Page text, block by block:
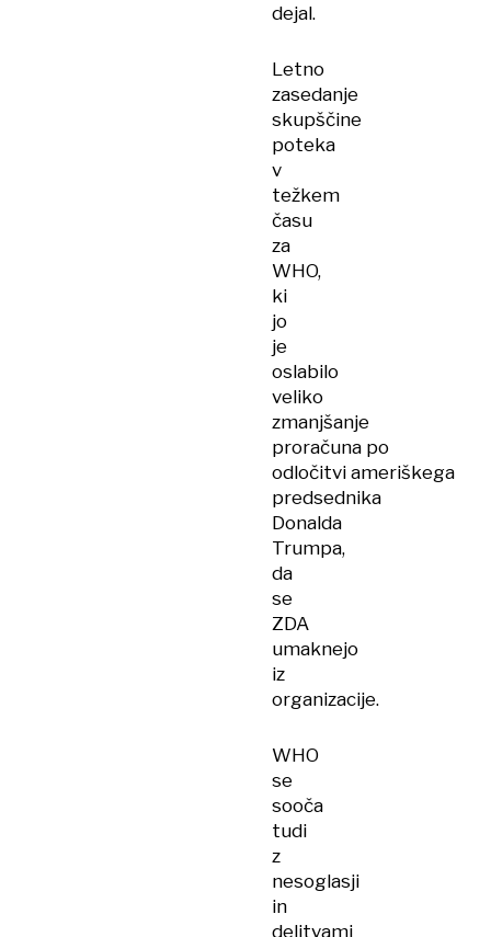
dejal.
Letno
zasedanje
skupščine
poteka
v
težkem
času
za
WHO,
ki
jo
je
oslabilo
veliko
zmanjšanje
proračuna po
odločitvi ameriškega
predsednika
Donalda
Trumpa,
da
se
ZDA
umaknejo
iz
organizacije.
WHO
se
sooča
tudi
z
nesoglasji
in
delitvami